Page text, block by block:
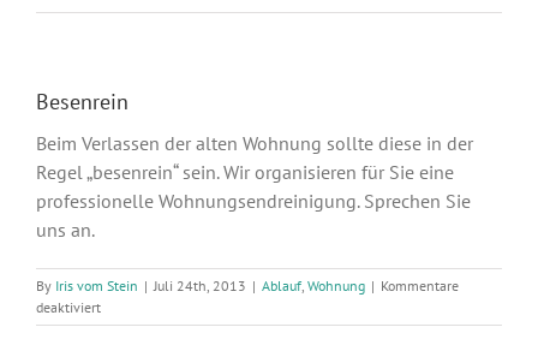
Besenrein
Beim Verlassen der alten Wohnung sollte diese in der
Regel „besenrein“ sein. Wir organisieren für Sie eine
professionelle Wohnungsendreinigung. Sprechen Sie
uns an.
By Iris vom Stein | Juli 24th, 2013 | Ablauf, Wohnung | Kommentare
deaktiviertfür
Besenrein